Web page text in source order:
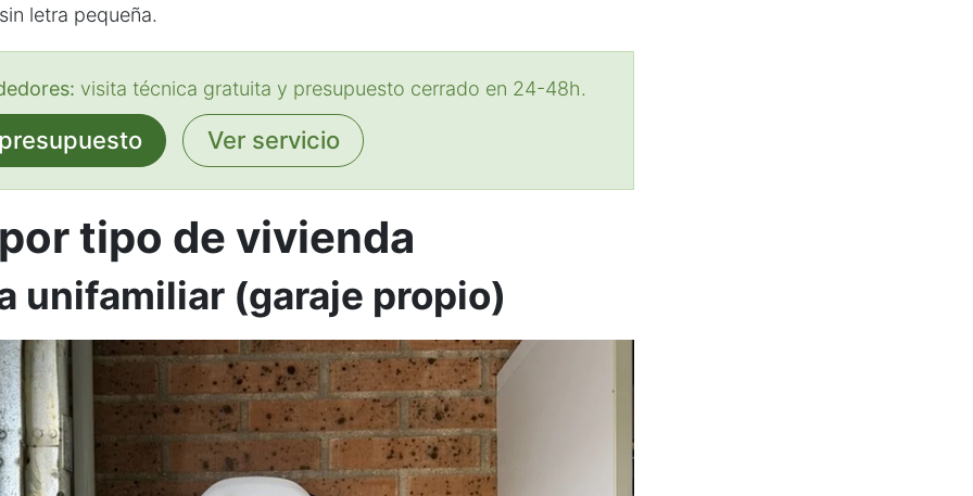
letra pequeña.
visita técnica gratuita y presupuesto cerrado en 24-48h.
Ver servicio
tipo de vivienda
unifamiliar (garaje propio)